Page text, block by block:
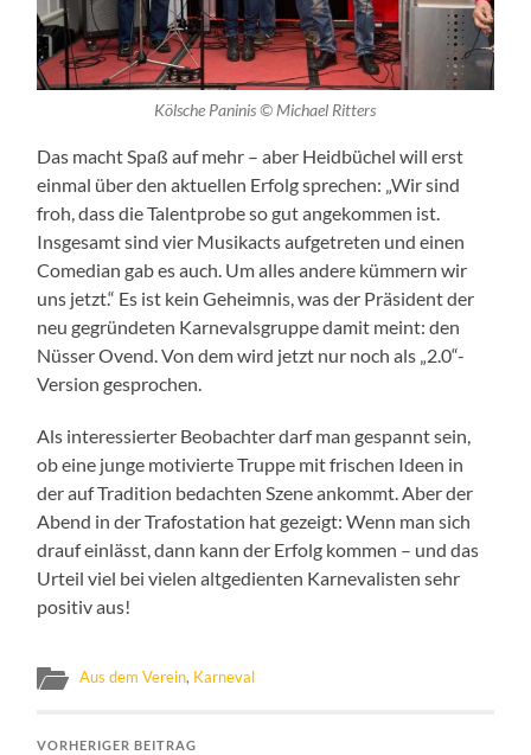
Kölsche Paninis © Michael Ritters
Das macht Spaß auf mehr – aber Heidbüchel will erst
einmal über den aktuellen Erfolg sprechen: „Wir sind
froh, dass die Talentprobe so gut angekommen ist.
Insgesamt sind vier Musikacts aufgetreten und einen
Comedian gab es auch. Um alles andere kümmern wir
uns jetzt.“ Es ist kein Geheimnis, was der Präsident der
neu gegründeten Karnevalsgruppe damit meint: den
Nüsser Ovend. Von dem wird jetzt nur noch als „2.0“-
Version gesprochen.
Als interessierter Beobachter darf man gespannt sein,
ob eine junge motivierte Truppe mit frischen Ideen in
der auf Tradition bedachten Szene ankommt. Aber der
Abend in der Trafostation hat gezeigt: Wenn man sich
drauf einlässt, dann kann der Erfolg kommen – und das
Urteil viel bei vielen altgedienten Karnevalisten sehr
positiv aus!
Aus dem Verein, Karneval
VORHERIGER BEITRAG